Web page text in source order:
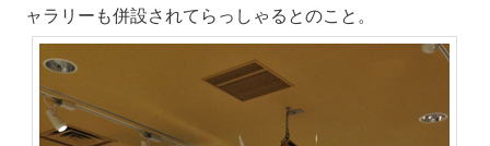
ャラリーも併設されてらっしゃるとのこと。